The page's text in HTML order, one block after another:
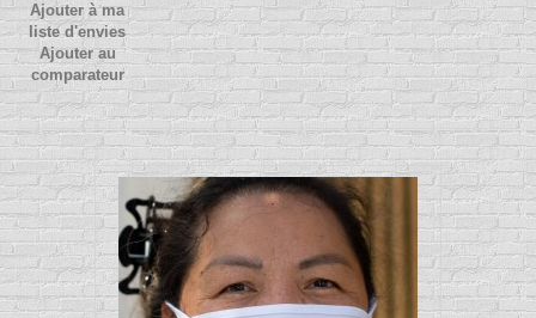
Ajouter à ma
liste d'envies
Ajouter au
comparateur